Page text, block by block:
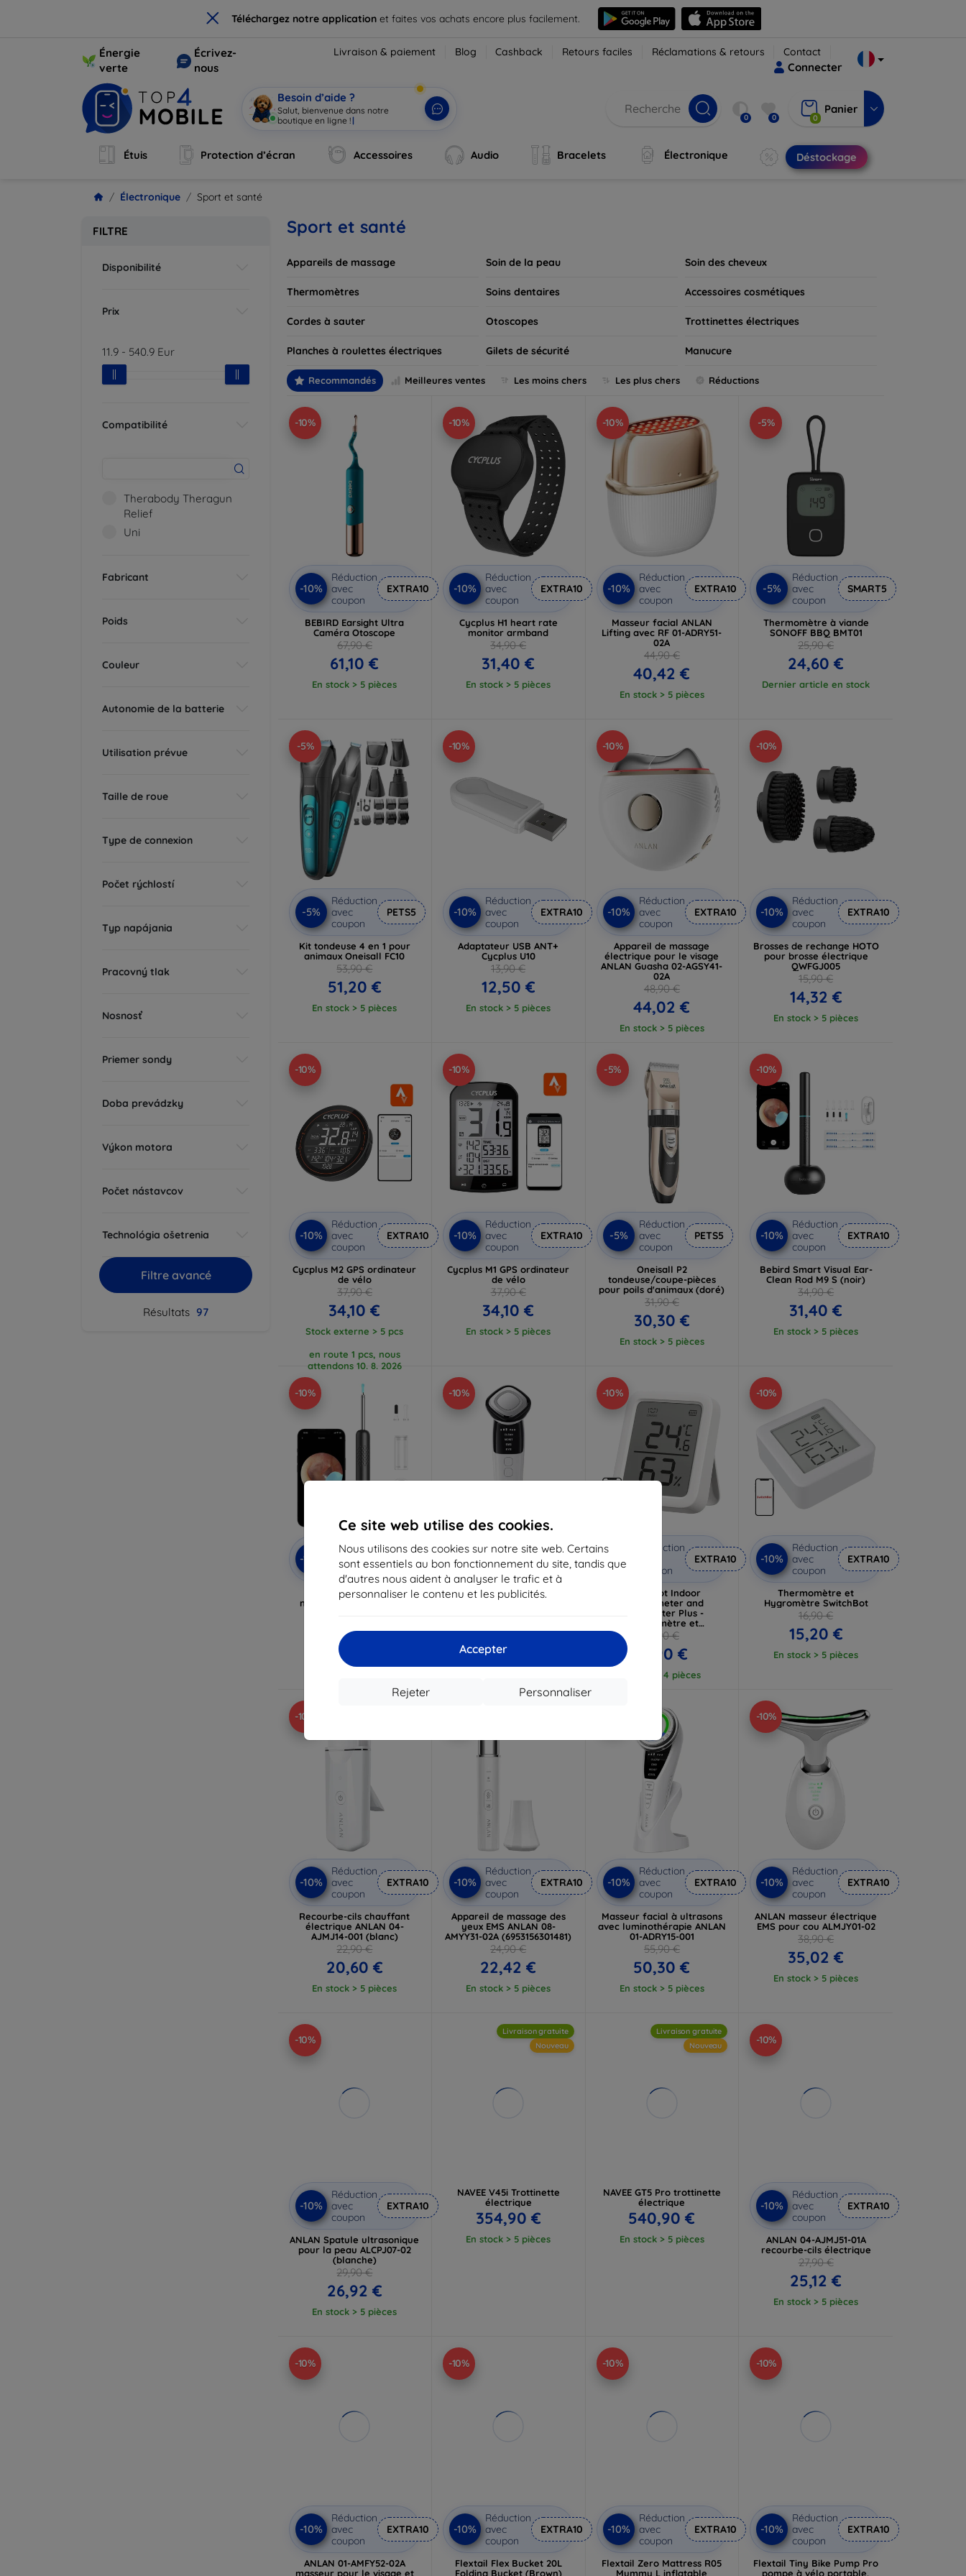
× Téléchargez notre application et faites vos achats encore plus facilement.
Ce site web utilise des cookies.
Nous utilisons des cookies sur notre site web. Certains
sont essentiels au bon fonctionnement du site, tandis que
d'autres nous aident à analyser le trafic et à
personnaliser le contenu et les publicités.
Accepter
Personnaliser
Rejeter
Énergie
verte
Écrivez-
nous
Livraison & paiement Blog Cashback Retours faciles Réclamations & retours Contact
Connecter
Besoin d’aide ?
Salut, bienvenue dans notre
boutique en lig| 0 0 0
Panier
Étuis Protection d’écran Accessoires Audio Bracelets Électronique Déstockage
Électronique Sport et santé
FILTRE
Disponibilité
Prix
11.9 - 540.9 Eur
Compatibilité
Therabody Theragun
Relief
Uni
Fabricant
Poids
Couleur
Autonomie de la batterie
Utilisation prévue
Taille de roue
Type de connexion
Počet rýchlostí
Typ napájania
Pracovný tlak
Nosnosť
Priemer sondy
Doba prevádzky
Výkon motora
Počet nástavcov
Technológia ošetrenia
Filtre avancé
Résultats 97
Sport et santé
Appareils de massage Soin de la peau Soin des cheveux
Thermomètres Soins dentaires Accessoires cosmétiques
Cordes à sauter Otoscopes Trottinettes électriques
Planches à roulettes électriques Gilets de sécurité Manucure
Recommandés Meilleures ventes Les moins chers Les plus chers Réductions
-10%
-10%
Réduction
avec
coupon
EXTRA10
BEBIRD Earsight Ultra
Caméra Otoscope
67,90 €
61,10 €
En stock > 5 pièces
-10%
-10%
Réduction
avec
coupon
EXTRA10
Cycplus H1 heart rate
monitor armband
34,90 €
31,40 €
En stock > 5 pièces
-10%
-10%
Réduction
avec
coupon
EXTRA10
Masseur facial ANLAN
Lifting avec RF 01-ADRY51-
02A
44,90 €
40,42 €
En stock > 5 pièces
-5%
-5%
Réduction
avec
coupon
SMART5
Thermomètre à viande
SONOFF BBQ BMT01
25,90 €
24,60 €
Dernier article en stock
-5%
-5%
Réduction
avec
coupon
PETS5
Kit tondeuse 4 en 1 pour
animaux Oneisall FC10
53,90 €
51,20 €
En stock > 5 pièces
-10%
-10%
Réduction
avec
coupon
EXTRA10
Adaptateur USB ANT+
Cycplus U10
13,90 €
12,50 €
En stock > 5 pièces
-10%
-10%
Réduction
avec
coupon
EXTRA10
Appareil de massage
électrique pour le visage
ANLAN Guasha 02-AGSY41-
02A
48,90 €
44,02 €
En stock > 5 pièces
-10%
-10%
Réduction
avec
coupon
EXTRA10
Brosses de rechange HOTO
pour brosse électrique
QWFGJ005
15,90 €
14,32 €
En stock > 5 pièces
-10%
-10%
Réduction
avec
coupon
EXTRA10
Cycplus M2 GPS ordinateur
de vélo
37,90 €
34,10 €
Stock externe > 5 pcs
en route 1 pcs, nous
attendons 10. 8. 2026
-10%
-10%
Réduction
avec
coupon
EXTRA10
Cycplus M1 GPS ordinateur
de vélo
37,90 €
34,10 €
En stock > 5 pièces
-5%
-5%
Réduction
avec
coupon
PETS5
Oneisall P2
tondeuse/coupe-pièces
pour poils d'animaux (doré)
31,90 €
30,30 €
En stock > 5 pièces
-10%
-10%
Réduction
avec
coupon
EXTRA10
Bebird Smart Visual Ear-
Clean Rod M9 S (noir)
34,90 €
31,40 €
En stock > 5 pièces
-10%
-10%
Réduction
avec
coupon
EXTRA10
Bebird Smart tige de
nettoyage visuelle pour
21,52 €
En stock > 5 pièces
-10%
-10%
Réduction
avec
coupon
EXTRA10
ANLAN 01-ADRY32-02A
masseur facial
31,40 €
En stock > 5 pièces
-10%
-10%
Réduction
coupon
EXTRA10
SwitchBot Indoor
Thermometer and
Hygrometer Plus -
thermomètre et
hygromètre Plus
19,90 €
17,90 €
En stock 4 pièces
-10%
-10%
Réduction
avec
coupon
EXTRA10
Thermomètre et
Hygromètre SwitchBot
16,90 €
15,20 €
En stock > 5 pièces
-10%
-10%
Réduction
avec
coupon
EXTRA10
Recourbe-cils chauffant
électrique ANLAN 04-
AJMJ14-001 (blanc)
22,90 €
20,60 €
En stock > 5 pièces
-10%
Réduction
avec
coupon
EXTRA10
Appareil de massage des
yeux EMS ANLAN 08-
AMYY31-02A (6953156301481)
24,90 €
22,42 €
En stock > 5 pièces
-10%
Réduction
avec
coupon
EXTRA10
Masseur facial à ultrasons
avec luminothérapie ANLAN
01-ADRY15-001
55,90 €
50,30 €
En stock > 5 pièces
-10%
-10%
Réduction
avec
coupon
EXTRA10
ANLAN masseur électrique
EMS pour cou ALMJY01-02
38,90 €
35,02 €
En stock > 5 pièces
-10%
-10%
Réduction
avec
coupon
EXTRA10
ANLAN Spatule ultrasonique
pour la peau ALCPJ07-02
(blanche)
29,90 €
26,92 €
En stock > 5 pièces
Livraison gratuite
Nouveau
NAVEE V45i Trottinette
électrique
354,90 €
En stock > 5 pièces
Livraison gratuite
Nouveau
NAVEE GT5 Pro trottinette
électrique
540,90 €
En stock > 5 pièces
-10%
-10%
Réduction
avec
coupon
EXTRA10
ANLAN 04-AJMJ51-01A
recourbe-cils électrique
27,90 €
25,12 €
En stock > 5 pièces
-10%
-10%
Réduction
avec
coupon
EXTRA10
ANLAN 01-AMFY52-02A
masseur pour le visage et
-10%
-10%
Réduction
avec
coupon
EXTRA10
Flextail Flex Bucket 20L
Folding Bucket (Brown)
-10%
-10%
Réduction
avec
coupon
EXTRA10
Flextail Zero Mattress R05
Mummy L inflatable
-10%
-10%
Réduction
avec
coupon
EXTRA10
Flextail Tiny Bike Pump Pro
pompe à vélo portable,